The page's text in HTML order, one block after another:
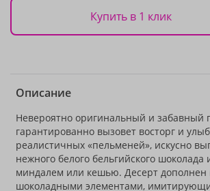
Купить в 1 клик
Описание
Невероятно оригинальный и забавный
гарантированно вызовет восторг и
реалистичных «пельменей», искусно
нежного белого бельгийского
миндалем или кешью. Десерт
шоколадными элементами,